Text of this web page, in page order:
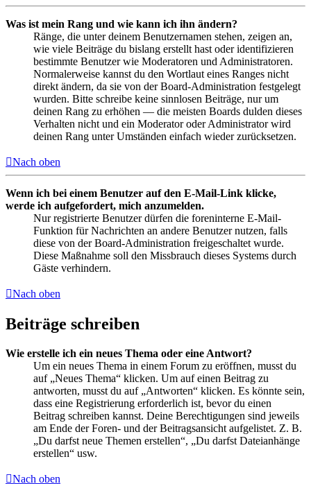
Was ist mein Rang und wie kann ich ihn ändern?
Ränge, die unter deinem Benutzernamen stehen, zeigen an,
wie viele Beiträge du bislang erstellt hast oder identifizieren
bestimmte Benutzer wie Moderatoren und Administratoren.
Normalerweise kannst du den Wortlaut eines Ranges nicht
direkt ändern, da sie von der Board-Administration festgelegt
wurden. Bitte schreibe keine sinnlosen Beiträge, nur um
deinen Rang zu erhöhen — die meisten Boards dulden dieses
Verhalten nicht und ein Moderator oder Administrator wird
deinen Rang unter Umständen einfach wieder zurücksetzen.
Nach oben
Wenn ich bei einem Benutzer auf den E-Mail-Link klicke,
werde ich aufgefordert, mich anzumelden.
Nur registrierte Benutzer dürfen die foreninterne E-Mail-
Funktion für Nachrichten an andere Benutzer nutzen, falls
diese von der Board-Administration freigeschaltet wurde.
Diese Maßnahme soll den Missbrauch dieses Systems durch
Gäste verhindern.
Nach oben
Beiträge schreiben
Wie erstelle ich ein neues Thema oder eine Antwort?
Um ein neues Thema in einem Forum zu eröffnen, musst du
auf „Neues Thema“ klicken. Um auf einen Beitrag zu
antworten, musst du auf „Antworten“ klicken. Es könnte sein,
dass eine Registrierung erforderlich ist, bevor du einen
Beitrag schreiben kannst. Deine Berechtigungen sind jeweils
am Ende der Foren- und der Beitragsansicht aufgelistet. Z. B.
„Du darfst neue Themen erstellen“, „Du darfst Dateianhänge
erstellen“ usw.
Nach oben